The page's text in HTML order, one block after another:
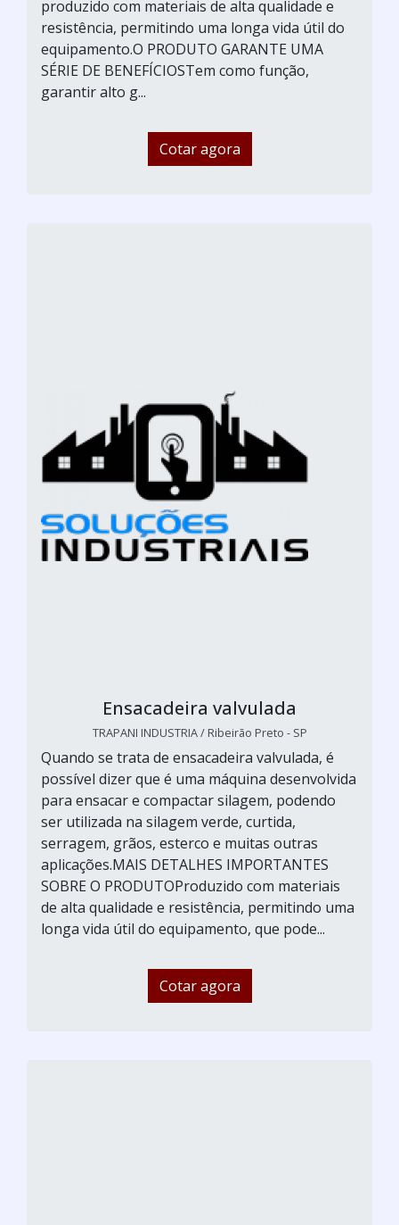
produzido com materiais de alta qualidade e
resistência, permitindo uma longa vida útil do
equipamento.O PRODUTO GARANTE UMA
SÉRIE DE BENEFÍCIOSTem como função,
garantir alto g...
Cotar agora
Ensacadeira valvulada
TRAPANI INDUSTRIA / Ribeirão Preto - SP
Quando se trata de ensacadeira valvulada, é
possível dizer que é uma máquina desenvolvida
para ensacar e compactar silagem, podendo
ser utilizada na silagem verde, curtida,
serragem, grãos, esterco e muitas outras
aplicações.MAIS DETALHES IMPORTANTES
SOBRE O PRODUTOProduzido com materiais
de alta qualidade e resistência, permitindo uma
longa vida útil do equipamento, que pode...
Cotar agora